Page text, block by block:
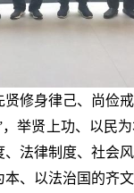
身律己、尚俭戒
举贤上功、以民
法律制度、社会
、以法治国的齐